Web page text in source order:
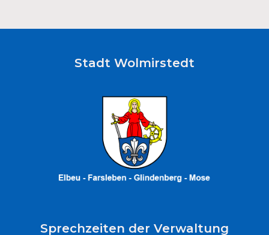
Stadt Wolmirstedt
Sprechzeiten der Verwaltung